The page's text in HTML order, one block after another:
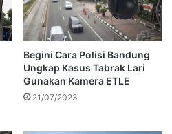
Begini Cara Polisi Bandung
Ungkap Kasus Tabrak Lari
Gunakan Kamera ETLE
21/07/2023